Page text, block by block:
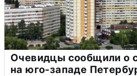
Очевидцы сообщили о
на юго-западе